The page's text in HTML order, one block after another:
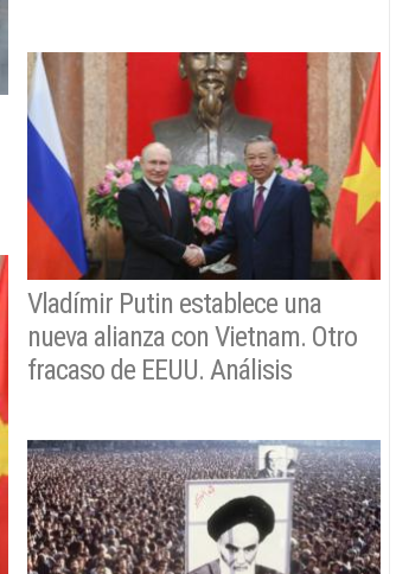
Vladímir Putin establece una
nueva alianza con Vietnam. Otro
fracaso de EEUU. Análisis